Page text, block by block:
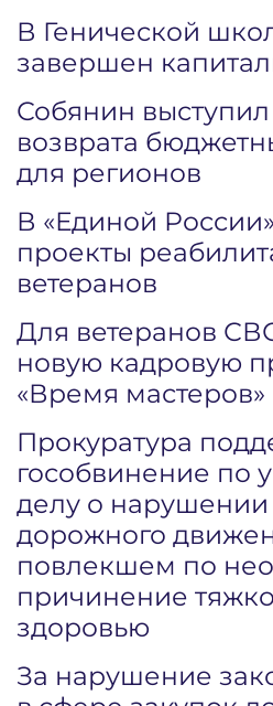
В Генической
завершен
Собянин выступил
возврата
для регионов
В «Единой
проекты
ветеранов
Для ветеранов
новую кадровую
«Время мастеров»
Прокуратура
гособвинение по
делу о
дорожного
повлекшем по
причинение
здоровью
За нарушение